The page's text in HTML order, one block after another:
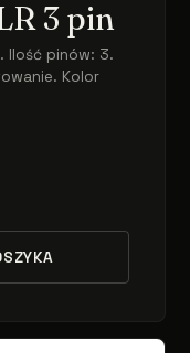
3 pin
Ilość pinów: 3.
Kolor